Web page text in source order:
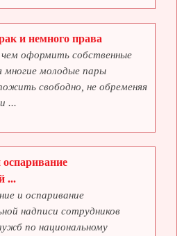
и немного права
оформить собственные
многие молодые пары
свободно, не обременяя
...
...
и оспаривание
надписи сотрудников
по национальному